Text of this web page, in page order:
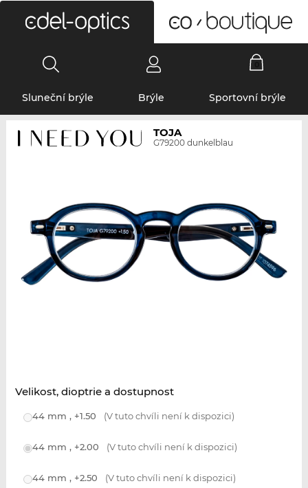
Sluneční brýle Brýle Sportovní brýle
TOJA
G79200 dunkelblau
Velikost, dioptrie a dostupnost
44 mm , +1.50 (V tuto chvíli není k dispozici)
44 mm , +2.00 (V tuto chvíli není k dispozici)
44 mm , +2.50 (V tuto chvíli není k dispozici)